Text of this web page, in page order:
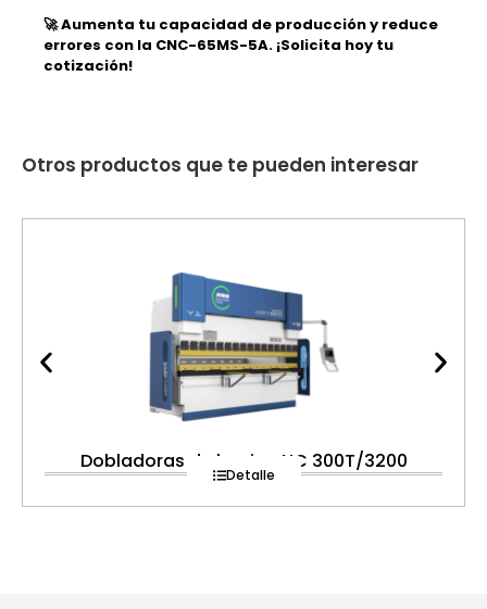
🚀 Aumenta tu capacidad de producción y reduce
errores con la CNC-65MS-5A. ¡Solicita hoy tu
cotización!
Otros productos que te pueden interesar
Dobladoras de lamina NC 300T/3200
Detalle